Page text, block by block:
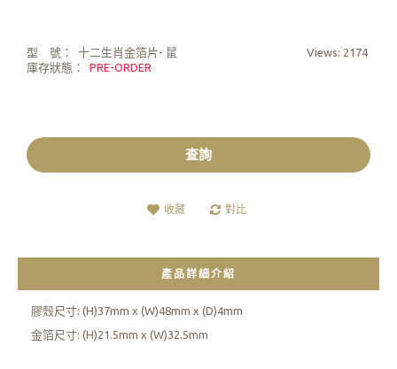
Views: 2174
型 號：
十二生肖金箔片- 鼠
庫存狀態：
PRE-ORDER
查詢
收藏 對比
產品詳細介紹
膠殼尺寸: (H)37mm x (W)48mm x (D)4mm
金箔尺寸: (H)21.5mm x (W)32.5mm